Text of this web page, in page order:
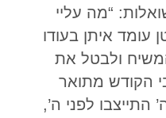
“מה עליי
עומד איתן בעודו
ולבטל את
הקודש מתואר
לפני ה’,